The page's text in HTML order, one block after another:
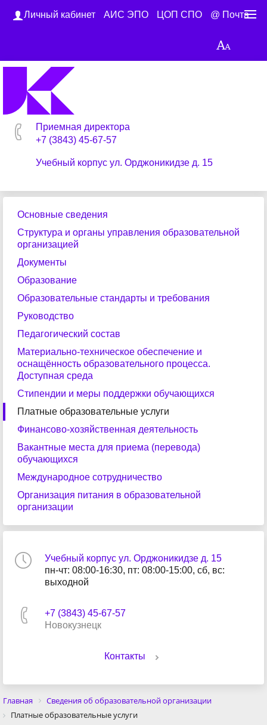
Личный кабинет АИС ЭПО ЦОП СПО @ Почта
Приемная директора
+7 (3843) 45-67-57
Учебный корпус ул. Орджоникидзе д. 15
Основные сведения
Структура и органы управления образовательной
организацией
Документы
Образование
Образовательные стандарты и требования
Руководство
Педагогический состав
Материально-техническое обеспечение и
оснащённость образовательного процесса.
Доступная среда
Стипендии и меры поддержки обучающихся
Платные образовательные услуги
Финансово-хозяйственная деятельность
Вакантные места для приема (перевода)
обучающихся
Международное сотрудничество
Организация питания в образовательной
организации
Учебный корпус ул. Орджоникидзе д. 15
пн-чт: 08:00-16:30, пт: 08:00-15:00, сб, вс:
выходной
+7 (3843) 45-67-57
Новокузнецк
Контакты
Главная
Сведения об образовательной организации
Платные образовательные услуги